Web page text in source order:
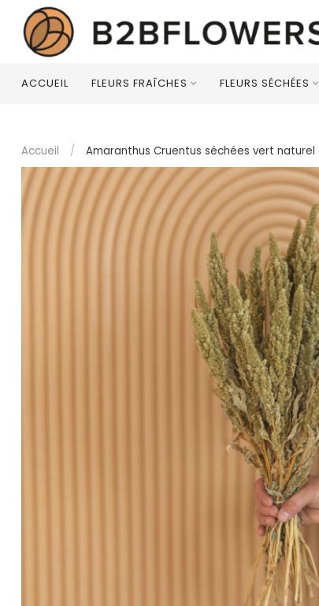
ACCUEIL FLEURS FRAÎCHES FLEURS SÉCHÉES
Accueil / Amaranthus Cruentus séchées vert